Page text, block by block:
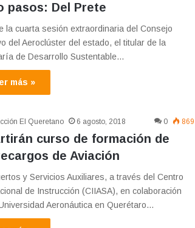
pasos: Del Prete
la cuarta sesión extraordinaria del Consejo
del Aeroclúster del estado, el titular de la
de Desarrollo Sustentable…
más »
El Queretano 6 agosto, 2018 0 869
curso de formación de
de Aviación
y Servicios Auxiliares, a través del Centro
de Instrucción (CIIASA), en colaboración
Aeronáutica en Querétaro…